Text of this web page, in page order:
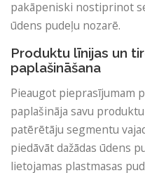
pakāpeniski nostiprinot
ūdens pudeļu nozarē.
Produktu līnijas un
paplašināšana
Pieaugot pieprasījumam
paplašināja savu
patērētāju segmentu
piedāvāt dažādas ūdens
lietojamas plastmasas